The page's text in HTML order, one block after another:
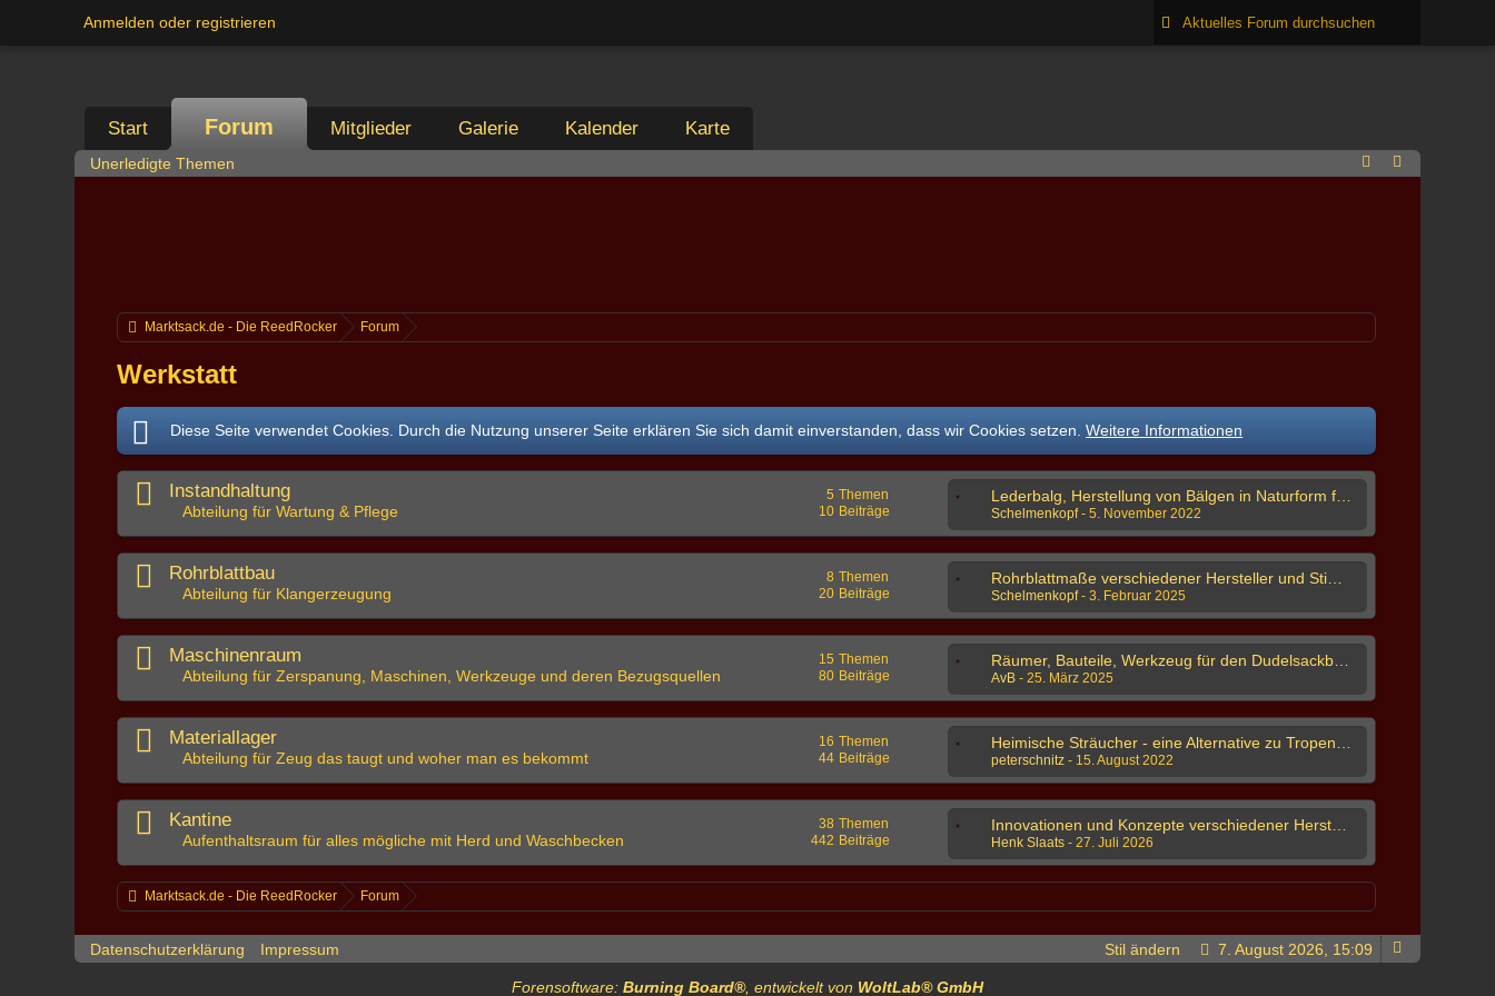
Anmelden oder registrieren
Start Forum Mitglieder Galerie Kalender Karte
Unerledigte Themen
Marktsack.de - Die ReedRocker Forum
Werkstatt
Diese Seite verwendet Cookies. Durch die Nutzung unserer Seite erklären Sie sich damit einverstanden, dass wir Cookies setzen.Weitere Informationen
Instandhaltung
Abteilung für Wartung & Pflege
Themen
5
Beiträge
10 Schelmenkopf- 5. November 2022
Rohrblattbau
Abteilung für Klangerzeugung
Themen
8
Beiträge
20 Schelmenkopf- 3. Februar 2025
Maschinenraum
Abteilung für Zerspanung, Maschinen, Werkzeuge und deren Bezugsquellen
Themen
15
Beiträge
80 AvB - 25. März 2025
Materiallager
Abteilung für Zeug das taugt und woher man es bekommt
Themen
16
Beiträge
44 peterschnitz - 15. August 2022
Kantine
Aufenthaltsraum für alles mögliche mit Herd und Waschbecken
Themen
38
Beiträge
442 Henk Slaats - 27. Juli 2026
Marktsack.de - Die ReedRocker Forum
Datenschutzerklärung Impressum 7. August 2026, 15:09
Stil ändern
Forensoftware: Burning Board®, entwickelt von WoltLab® GmbH